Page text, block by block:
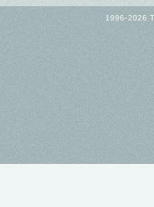
1996-2026